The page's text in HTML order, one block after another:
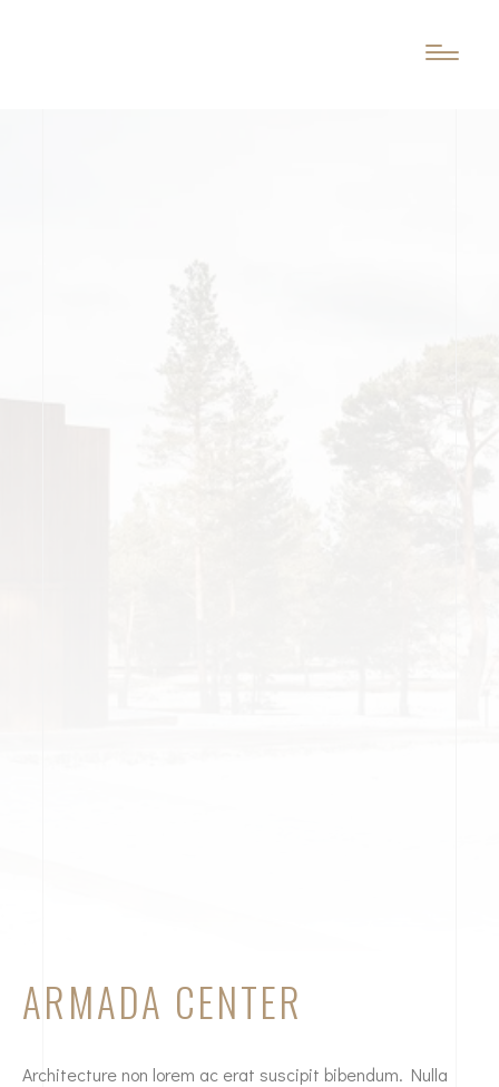
ARMADA CENTER
Architecture non lorem ac erat suscipit bibendum. Nulla